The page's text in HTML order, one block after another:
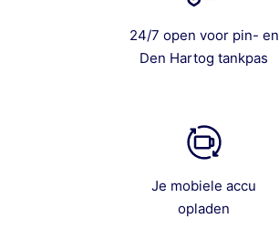
24/7 open voor pin- en
Den Hartog tankpas
Je mobiele accu
opladen